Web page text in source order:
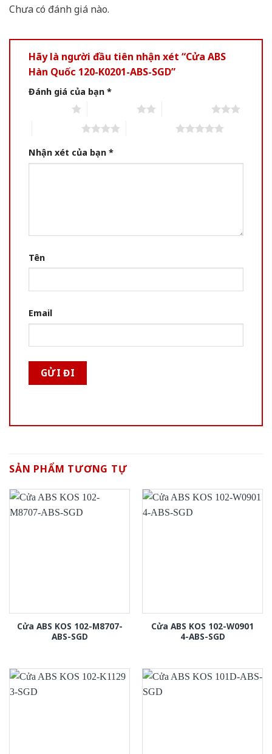
Chưa có đánh giá nào.
Hãy là người đầu tiên nhận xét “Cửa ABS
Hàn Quốc 120-K0201-ABS-SGD”
Đánh giá của bạn *
Nhận xét của bạn *
Tên
Email
SẢN PHẨM TƯƠNG TỰ
Cửa ABS KOS 102-M8707-
ABS-SGD
Cửa ABS KOS 102-W0901
4-ABS-SGD